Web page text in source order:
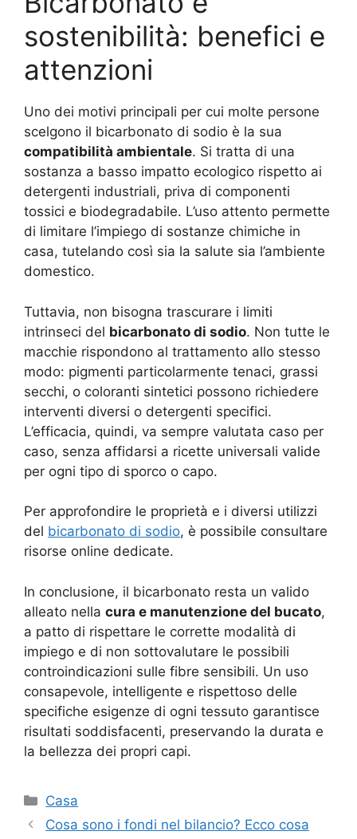
sostenibilità: benefici e
attenzioni
Uno dei motivi principali per cui molte persone
scelgono il bicarbonato di sodio è la sua
compatibilità ambientale. Si tratta di una
sostanza a basso impatto ecologico rispetto ai
detergenti industriali, priva di componenti
tossici e biodegradabile. L’uso attento permette
di limitare l’impiego di sostanze chimiche in
casa, tutelando così sia la salute sia l’ambiente
domestico.
Tuttavia, non bisogna trascurare i limiti
intrinseci del bicarbonato di sodio. Non tutte le
macchie rispondono al trattamento allo stesso
modo: pigmenti particolarmente tenaci, grassi
secchi, o coloranti sintetici possono richiedere
interventi diversi o detergenti specifici.
L’efficacia, quindi, va sempre valutata caso per
caso, senza affidarsi a ricette universali valide
per ogni tipo di sporco o capo.
Per approfondire le proprietà e i diversi utilizzi
del bicarbonato di sodio, è possibile consultare
risorse online dedicate.
In conclusione, il bicarbonato resta un valido
alleato nella cura e manutenzione del bucato,
a patto di rispettare le corrette modalità di
impiego e di non sottovalutare le possibili
controindicazioni sulle fibre sensibili. Un uso
consapevole, intelligente e rispettoso delle
specifiche esigenze di ogni tessuto garantisce
risultati soddisfacenti, preservando la durata e
la bellezza dei propri capi.
Categorie
Casa
Cosa sono i fondi nel bilancio? Ecco cosa